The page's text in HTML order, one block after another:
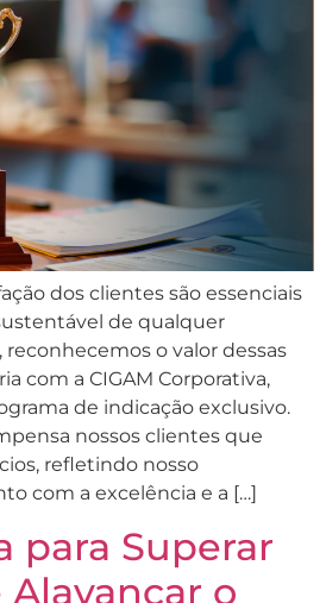
dos clientes são essenciais
de qualquer
reconhecemos o valor dessas
com a CIGAM Corporativa,
de indicação exclusivo.
nossos clientes que
refletindo nosso
com a excelência e a […]
para Superar
Alavancar o